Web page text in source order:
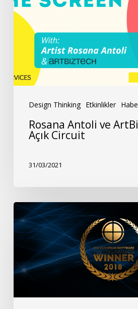
Design Thinking Etkinlikler
ArtBizTech
Circuit
Rosana Antoli ve
Açık Circuit
31/03/2021
European
Software
Testing
Awards’tan
Ödülle